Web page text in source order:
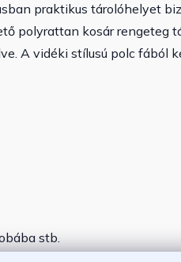
praktikus tárolóhelyet
polyrattan kosár rengeteg
A vidéki stílusú polc fából
stb.